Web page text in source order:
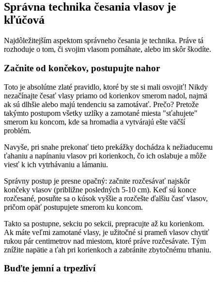
Správna technika česania vlasov je
kľúčová
Najdôležitejším aspektom správneho česania je technika. Práve tá
rozhoduje o tom, či svojim vlasom pomáhate, alebo im skôr škodíte.
Začnite od končekov, postupujte nahor
Toto je absolútne zlaté pravidlo, ktoré by ste si mali osvojiť! Nikdy
nezačínajte česať vlasy priamo od korienkov smerom nadol, najmä
ak sú dlhšie alebo majú tendenciu sa zamotávať. Prečo? Pretože
takýmto postupom všetky uzlíky a zamotané miesta "sťahujete"
smerom ku koncom, kde sa hromadia a vytvárajú ešte väčší
problém.
Navyše, pri snahe prekonať tieto prekážky dochádza k nežiaducemu
ťahaniu a napínaniu vlasov pri korienkoch, čo ich oslabuje a môže
viesť k ich vytrhávaniu a lámaniu.
Správny postup je presne opačný: začnite rozčesávať najskôr
končeky vlasov (približne posledných 5-10 cm). Keď sú konce
rozčesané, posuňte sa o kúsok vyššie a rozčešte ďalšiu časť vlasov,
pričom opäť postupujete smerom ku koncom.
Takto sa postupne, sekciu po sekcii, prepracujte až ku korienkom.
Ak máte veľmi zamotané vlasy, je užitočné si prameň vlasov chytiť
rukou pár centimetrov nad miestom, ktoré práve rozčesávate. Tým
znížite napätie a ťah pri korienkoch a zabránite zbytočnému trhaniu.
Buďte jemní a trpezliví